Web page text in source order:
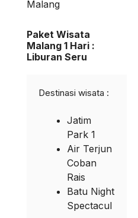
Paket Wisata
Malang 1 Hari :
Liburan Seru
Destinasi wisata :
Jatim
Park 1
Air Terjun
Coban
Rais
Batu Night
Spectacul